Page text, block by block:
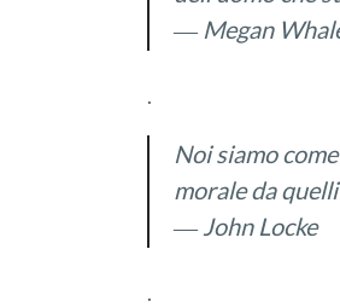
― Megan
.
Noi siamo
morale da
― John Locke
.